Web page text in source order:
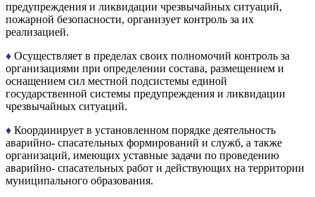
предупреждения и ликвидации чрезвычайных ситуаций,
пожарной безопасности, организует контроль за их
реализацией.
♦ Осуществляет в пределах своих полномочий контроль за
организациями при определении состава, размещением и
оснащением сил местной подсистемы единой
государственной системы предупреждения и ликвидации
чрезвычайных ситуаций.
♦ Координирует в установленном порядке деятельность
аварийно- спасательных формирований и служб, а также
организаций, имеющих уставные задачи по проведению
аварийно- спасательных работ и действующих на территории
муниципального образования.